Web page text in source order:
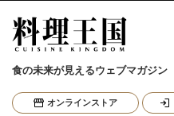
食の未来が見えるウェブマガジン
オンラインストア